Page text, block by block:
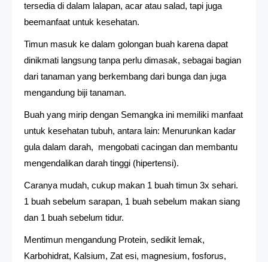
tersedia di dalam lalapan, acar atau salad, tapi juga
beemanfaat untuk kesehatan.
Timun masuk ke dalam golongan buah karena dapat
dinikmati langsung tanpa perlu dimasak, sebagai bagian
dari tanaman yang berkembang dari bunga dan juga
mengandung biji tanaman.
Buah yang mirip dengan Semangka ini memiliki manfaat
untuk kesehatan tubuh, antara lain: Menurunkan kadar
gula dalam darah, mengobati cacingan dan membantu
mengendalikan darah tinggi (hipertensi).
Caranya mudah, cukup makan 1 buah timun 3x sehari.
1 buah sebelum sarapan, 1 buah sebelum makan siang
dan 1 buah sebelum tidur.
Mentimun mengandung Protein, sedikit lemak,
Karbohidrat, Kalsium, Zat esi, magnesium, fosforus,